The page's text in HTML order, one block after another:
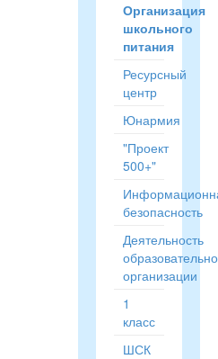
Организация
школьного
питания
Ресурсный
центр
Юнармия
"Проект
500+"
безопасность
Деятельность
организации
1
класс
ШСК